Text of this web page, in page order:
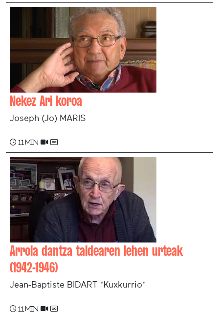
Nekez Ari koroa
Joseph (Jo) MARIS
11 min
Arrola dantza taldearen lehen urteak
(1942-1946)
Jean-Baptiste BIDART "Kuxkurrio"
11 min